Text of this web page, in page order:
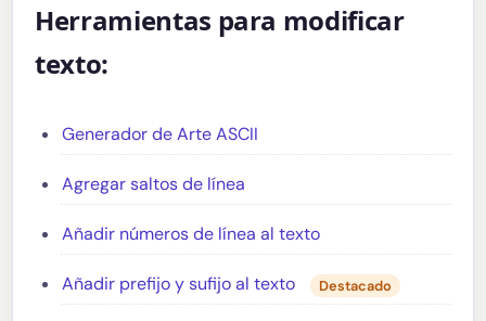
Herramientas para modificar
texto:
Generador de Arte ASCII
Agregar saltos de línea
Añadir números de línea al texto
Añadir prefijo y sufijo al texto Destacado